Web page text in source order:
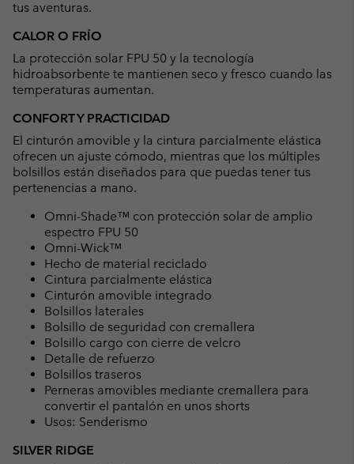
tus aventuras.
CALOR O FRÍO
La protección solar FPU 50 y la tecnología
hidroabsorbente te mantienen seco y fresco cuando las
temperaturas aumentan.
CONFORT Y PRACTICIDAD
El cinturón amovible y la cintura parcialmente elástica
ofrecen un ajuste cómodo, mientras que los múltiples
bolsillos están diseñados para que puedas tener tus
pertenencias a mano.
Omni-Shade™ con protección solar de amplio
espectro FPU 50
Omni-Wick™
Hecho de material reciclado
Cintura parcialmente elástica
Cinturón amovible integrado
Bolsillos laterales
Bolsillo de seguridad con cremallera
Bolsillo cargo con cierre de velcro
Detalle de refuerzo
Bolsillos traseros
Perneras amovibles mediante cremallera para
convertir el pantalón en unos shorts
Usos: Senderismo
SILVER RIDGE